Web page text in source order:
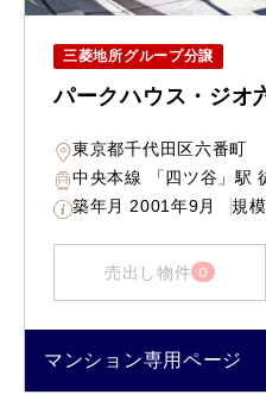
三菱地所グループ分譲
パークハウス・ジオ
東京都千代田区六番町
中央本線 「四ツ谷」駅
築年月 2001年9月 規模
売出し物件 0
マンション専用ページ